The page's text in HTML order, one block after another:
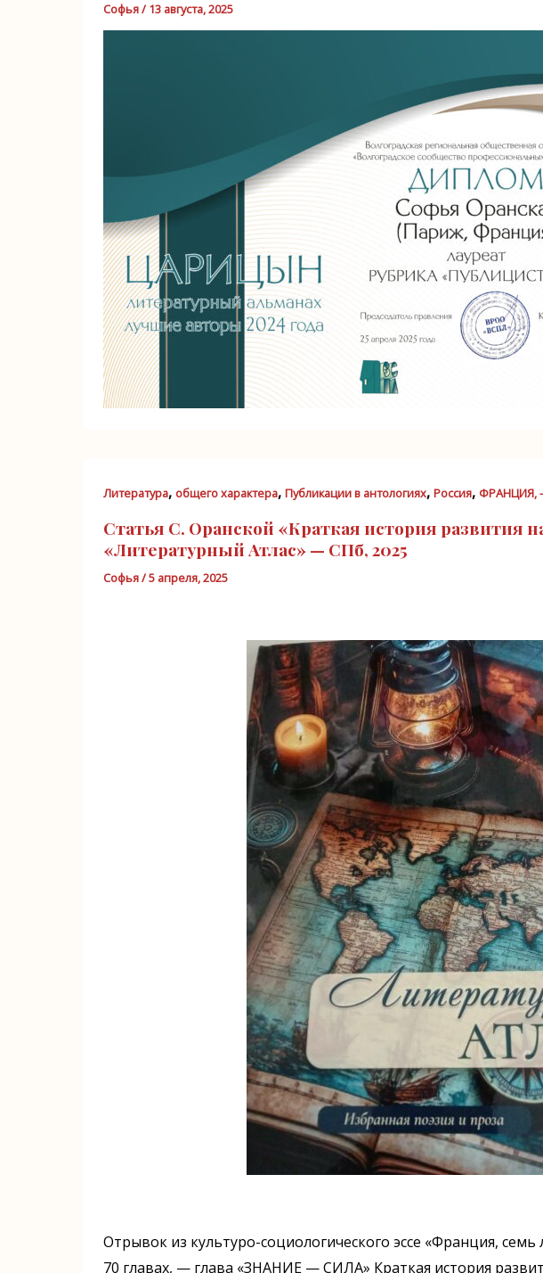
Софья/ 13 августа, 2025
Литература, общего характера, Публикации в антологиях, Россия, ФРАНЦИЯ,
Статья С. Оранской «Краткая история развития
«Литературный Атлас» — СПб, 2025
Софья/5 апреля, 2025
Отрывок из культуро-социологического эссе «Франция,
70 главах, — глава «ЗНАНИЕ — СИЛА» Краткая история